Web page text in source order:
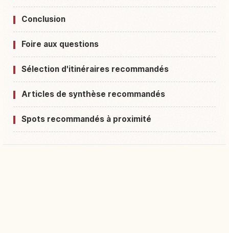
Conclusion
Foire aux questions
Sélection d'itinéraires recommandés
Articles de synthèse recommandés
Spots recommandés à proximité